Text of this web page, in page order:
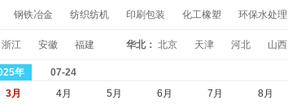
钢铁冶金 纺织纺机 印刷包装 化工橡塑 环保水处理
浙江 安徽 福建 华北： 北京 天津 河北 山西
年
07-24
3月 4月 5月 6月 7月 8月